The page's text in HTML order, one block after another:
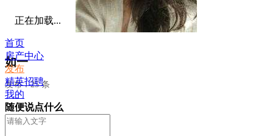
如一
发布：25 条
正在加载...
首页
房产中心
发布
精英招聘
我的
随便说点什么